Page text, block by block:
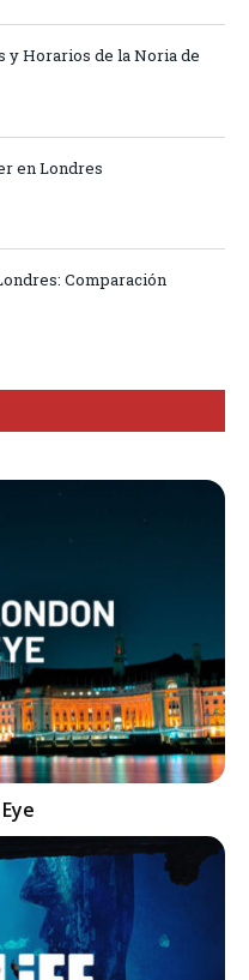
y Horarios de la Noria de
en Londres
Comparación